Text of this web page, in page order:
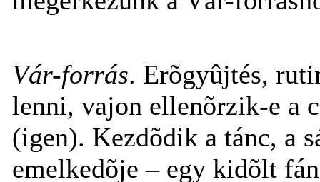
Vár-forrás. Erõgyûjtés,
lenni, vajon ellenõrzik-e a
(igen). Kezdõdik a tánc, a
emelkedõje – egy kidõlt